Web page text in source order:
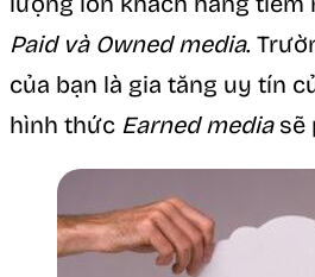
Paid và Owned media.
của bạn là gia tăng uy tín
hình thức Earned mediasẽ